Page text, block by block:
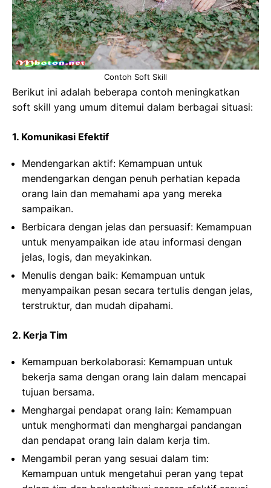
Contoh Soft Skill
Berikut ini adalah beberapa contoh meningkatkan
soft skill yang umum ditemui dalam berbagai situasi:
1. Komunikasi Efektif
Mendengarkan aktif: Kemampuan untuk
mendengarkan dengan penuh perhatian kepada
orang lain dan memahami apa yang mereka
sampaikan.
Berbicara dengan jelas dan persuasif: Kemampuan
untuk menyampaikan ide atau informasi dengan
jelas, logis, dan meyakinkan.
Menulis dengan baik: Kemampuan untuk
menyampaikan pesan secara tertulis dengan jelas,
terstruktur, dan mudah dipahami.
2. Kerja Tim
Kemampuan berkolaborasi: Kemampuan untuk
bekerja sama dengan orang lain dalam mencapai
tujuan bersama.
Menghargai pendapat orang lain: Kemampuan
untuk menghormati dan menghargai pandangan
dan pendapat orang lain dalam kerja tim.
Mengambil peran yang sesuai dalam tim:
Kemampuan untuk mengetahui peran yang tepat